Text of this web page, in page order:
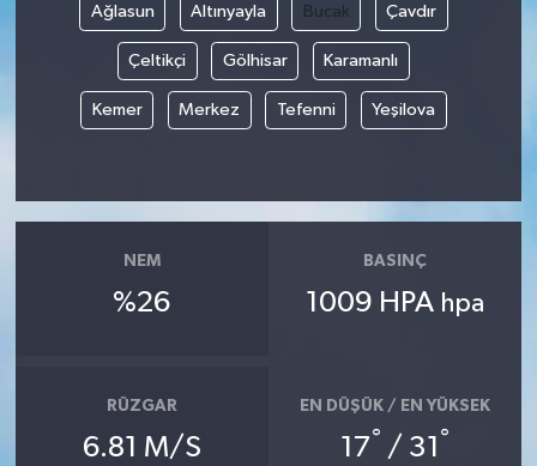
Ağlasun Altınyayla Bucak Çavdır
Çeltikçi Gölhisar Karamanlı
Kemer Merkez Tefenni Yeşilova
NEM
%26
BASINÇ
1009 HPA hpa
RÜZGAR
6.81 M/S
EN DÜŞÜK / EN YÜKSEK
17° / 31 °